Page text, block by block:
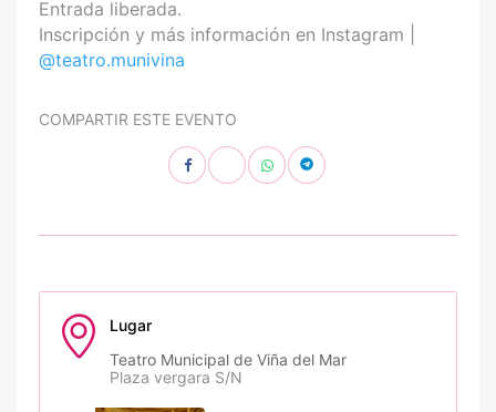
Entrada liberada.
Inscripción y más información en Instagram |
@teatro.munivina
COMPARTIR ESTE EVENTO
Lugar
Teatro Municipal de Viña del Mar
Plaza vergara S/N